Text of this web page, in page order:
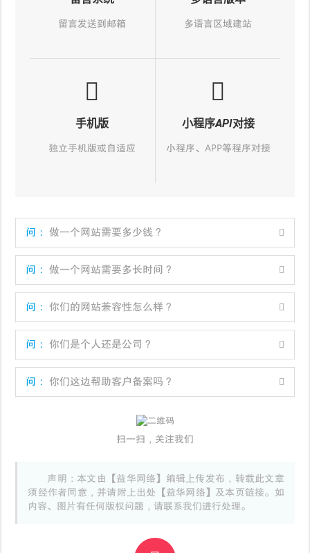
留言发送到邮箱 多语言区域建站
手机版
独立手机版或自适应
小程序API对接
小程序、APP等程序对接
问： 做一个网站需要多少钱？
问： 做一个网站需要多长时间？
问： 你们的网站兼容性怎么样？
问： 你们是个人还是公司？
问： 你们这边帮助客户备案吗？
扫一扫，关注我们
声明：本文由【益华网络】编辑上传发布，转载此文章
须经作者同意，并请附上出处【益华网络】及本页链接。如
内容、图片有任何版权问题，请联系我们进行处理。